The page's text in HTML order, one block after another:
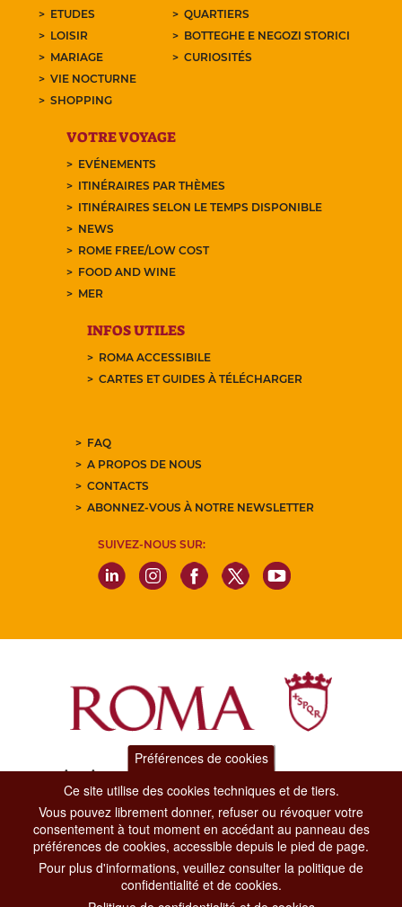
ETUDES
LOISIR
MARIAGE
VIE NOCTURNE
SHOPPING
QUARTIERS
BOTTEGHE E NEGOZI STORICI
CURIOSITÉS
VOTRE VOYAGE
EVÉNEMENTS
ITINÉRAIRES PAR THÈMES
ITINÉRAIRES SELON LE TEMPS DISPONIBLE
NEWS
ROME FREE/LOW COST
FOOD AND WINE
MER
INFOS UTILES
ROMA ACCESSIBILE
CARTES ET GUIDES À TÉLÉCHARGER
FAQ
A PROPOS DE NOUS
CONTACTS
ABONNEZ-VOUS À NOTRE NEWSLETTER
SUIVEZ-NOUS SUR:
Dipartimento Grandi Eventi, Sport, Turismo e Moda.
Via di San Basilio, 51
00187 Roma
CONTACT CENTER TEL. 06 06 08
CONTATTA LA REDAZIONE
Préférences de cookies
Ce site utilise des cookies techniques et de tiers.
Vous pouvez librement donner, refuser ou révoquer votre
consentement à tout moment en accédant au panneau des
préférences de cookies, accessible depuis le pied de page.
Pour plus d'informations, veuillez consulter la politique de
confidentialité et de cookies.